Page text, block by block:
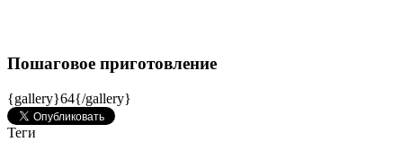
Пошаговое приготовление
{gallery}64{/gallery}
Теги